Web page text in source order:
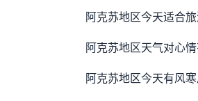
阿克苏地区今天适合旅
阿克苏地区天气对心情
阿克苏地区今天有风寒